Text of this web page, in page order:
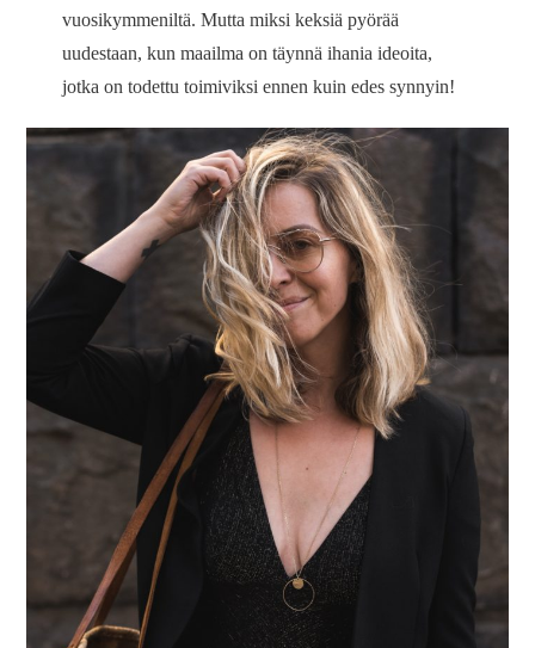
vuosikymmeniltä. Mutta miksi keksiä pyörää
uudestaan, kun maailma on täynnä ihania ideoita,
jotka on todettu toimiviksi ennen kuin edes synnyin!